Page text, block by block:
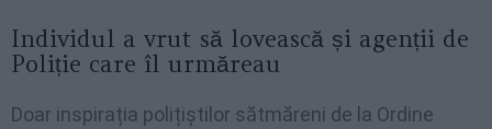
Individul a vrut să lovească și agenții de
Poliție care îl urmăreau
Doar inspirația polițiștilor sătmăreni de la Ordine